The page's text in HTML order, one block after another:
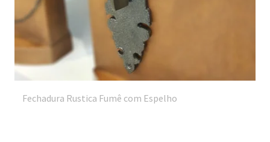
Fechadura Rustica Fumê com Espelho